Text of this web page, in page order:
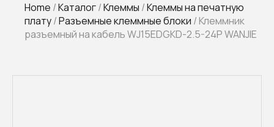
Home /Каталог/Клеммы /Клеммы на печатную
плату/Разъемные клеммные блоки / Клеммник
разъемный на кабель WJ15EDGKD-2.5-24P WANJIE